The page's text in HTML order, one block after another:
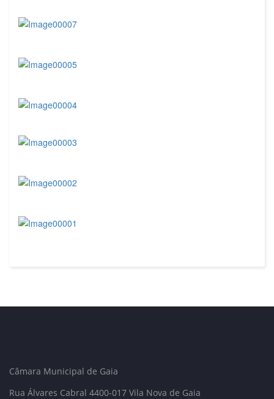
Câmara Municipal de Gaia
Rua Álvares Cabral 4400-017 Vila Nova de Gaia